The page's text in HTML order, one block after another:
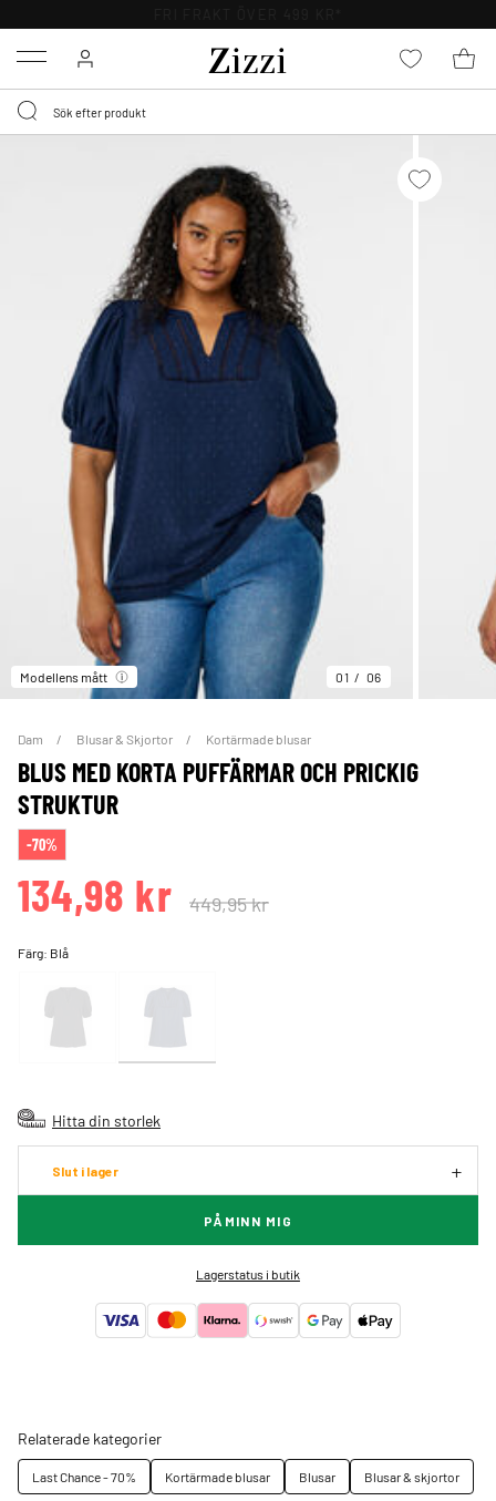
Menu
Modellens mått 01 06
Dam Blusar & Skjortor Kortärmade blusar
BLUS MED KORTA PUFFÄRMAR OCH PRICKIG
STRUKTUR
-70%
134,98 kr 449,95 kr
Färg: Blå
Hitta din storlek
Slut i lager
PÅMINN MIG
Lagerstatus i butik
Relaterade kategorier
Last Chance - 70% Kortärmade blusar Blusar Blusar & skjortor